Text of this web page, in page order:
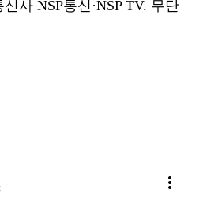
사 NSP통신·NSP TV. 무단
more_vert